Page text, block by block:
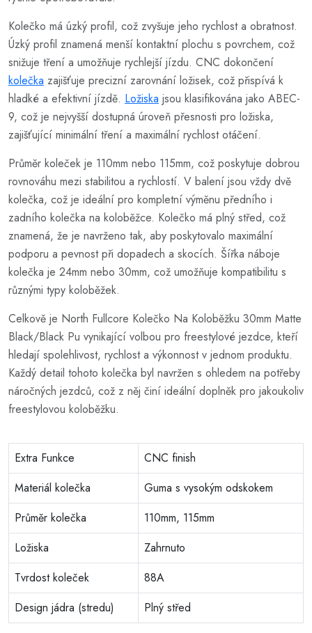
Kolečko má úzký profil, což zvyšuje jeho rychlost a obratnost.
Úzký profil znamená menší kontaktní plochu s povrchem, což
snižuje tření a umožňuje rychlejší jízdu. CNC dokončení
kolečka zajišťuje precizní zarovnání ložisek, což přispívá k
hladké a efektivní jízdě. Ložiska jsou klasifikována jako ABEC-
9, což je nejvyšší dostupná úroveň přesnosti pro ložiska,
zajišťující minimální tření a maximální rychlost otáčení.
Průměr koleček je 110mm nebo 115mm, což poskytuje dobrou
rovnováhu mezi stabilitou a rychlostí. V balení jsou vždy dvě
kolečka, což je ideální pro kompletní výměnu předního i
zadního kolečka na koloběžce. Kolečko má plný střed, což
znamená, že je navrženo tak, aby poskytovalo maximální
podporu a pevnost při dopadech a skocích. Šířka náboje
kolečka je 24mm nebo 30mm, což umožňuje kompatibilitu s
různými typy koloběžek.
Celkově je North Fullcore Kolečko Na Koloběžku 30mm Matte
Black/Black Pu vynikající volbou pro freestylové jezdce, kteří
hledají spolehlivost, rychlost a výkonnost v jednom produktu.
Každý detail tohoto kolečka byl navržen s ohledem na potřeby
náročných jezdců, což z něj činí ideální doplněk pro jakoukoliv
freestylovou koloběžku.
Extra Funkce
CNC finish
Materiál kolečka
Guma s vysokým odskokem
Průměr kolečka
110mm, 115mm
Ložiska
Zahrnuto
Tvrdost koleček
88A
Design jádra (stredu)
Plný střed